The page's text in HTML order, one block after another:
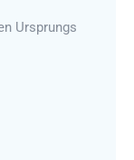
Ursprungs